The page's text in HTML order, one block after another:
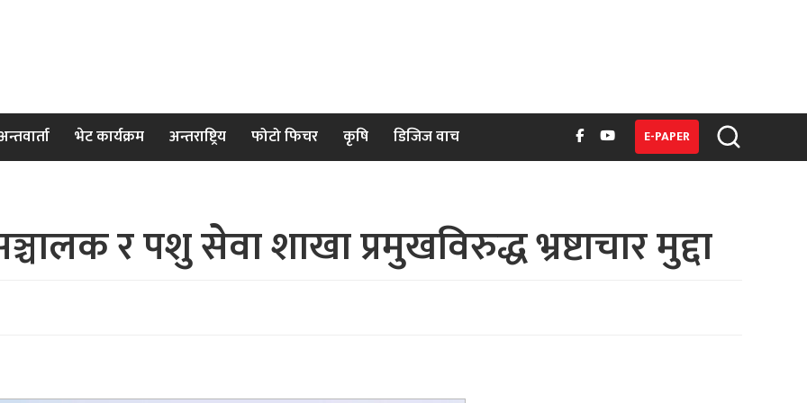
भेट कार्यक्रम अन्तराष्ट्रिय फोटो फिचर कृषि डिजिज वाच E-PAPER
र पशु सेवा शाखा प्रमुखविरुद्ध भ्रष्टाचार मुद्दा